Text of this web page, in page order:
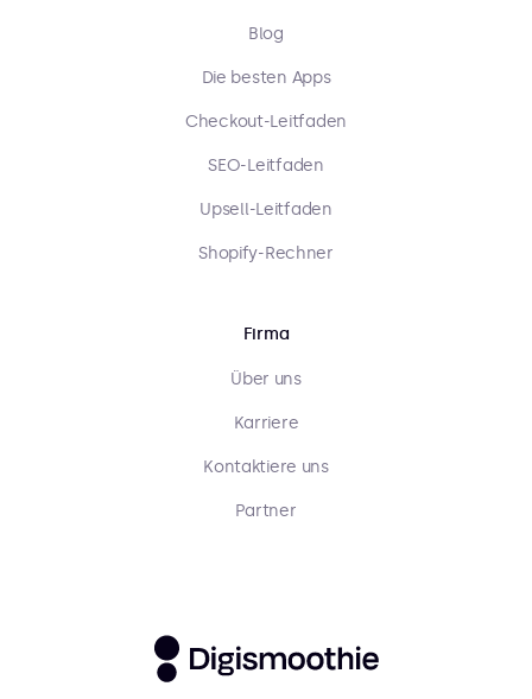
Blog
Die besten Apps
Checkout-Leitfaden
SEO-Leitfaden
Upsell-Leitfaden
Shopify-Rechner
Firma
Über uns
Karriere
Kontaktiere uns
Partner